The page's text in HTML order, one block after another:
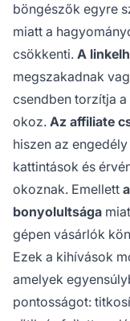
böngészők egyre
miatt a
csökkenti. A
megszakadnak
csendben torzítja
okoz. Az affiliate
hiszen az
kattintások és
okoznak. Emellett
bonyolultsága
gépen vásárlók
Ezek a kihívások
amelyek
pontosságot: